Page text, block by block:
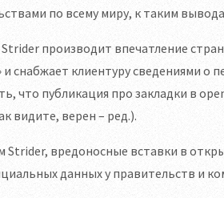
по всему миру, к таким
производит впечатление
и снабжает клиентуру сведениями о
что публикация про закладки в
видите, верен – ред.).
Strider, вредоносные вставки в
данных у правительств и